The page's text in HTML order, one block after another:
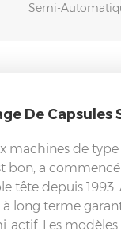
Semi-
De
machines de
bon, a
tête depuis
long terme
Les modèles